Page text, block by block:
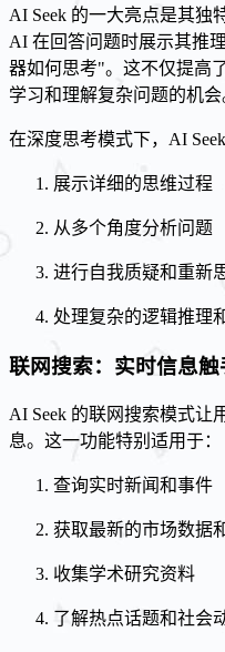
AI Seek 的一大亮点是其独
AI 在回答问题时展示其推
器如何思考"。这不仅提高
学习和理解复杂问题的机会
在深度思考模式下，AI Seek
展示详细的思维过程
从多个角度分析问题
进行自我质疑和重新
处理复杂的逻辑推理
联网搜索：实时信息触
AI Seek 的联网搜索模式让
息。这一功能特别适用于：
查询实时新闻和事件
获取最新的市场数据
收集学术研究资料
了解热点话题和社会